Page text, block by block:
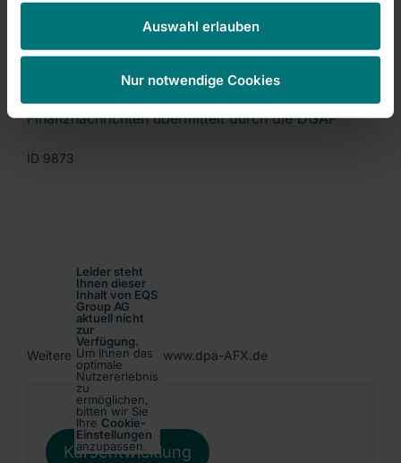
Auswahl erlauben
Nur notwendige Cookies
Ende der Directors' Dealings-Mitteilung (c) DGAP
Finanznachrichten übermittelt durch die DGAP
ID 9873
Weitere Informationen: www.dpa-AFX.de
Leider steht
Ihnen dieser
Inhalt von EQS
Group AG
aktuell nicht
zur
Verfügung.
Um Ihnen das
optimale
Nutzererlebnis
zu
ermöglichen,
bitten wir Sie
Ihre Cookie-
Einstellungen
anzupassen.
Kursentwicklung